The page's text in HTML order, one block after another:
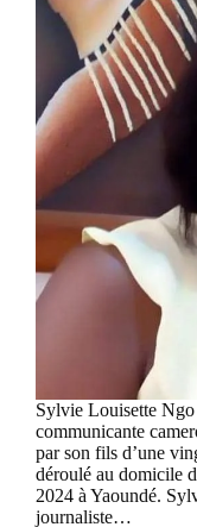
Sylvie Louisette
communicante
par son fils d’une
déroulé au domicile
2024 à Yaoundé.
journaliste…